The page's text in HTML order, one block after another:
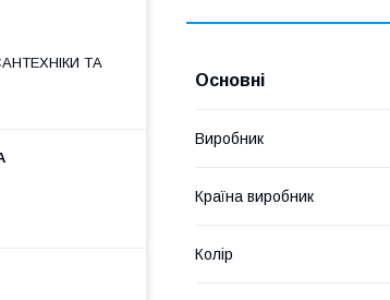
Основні
Виробник
Країна виробник
Колір
ТА